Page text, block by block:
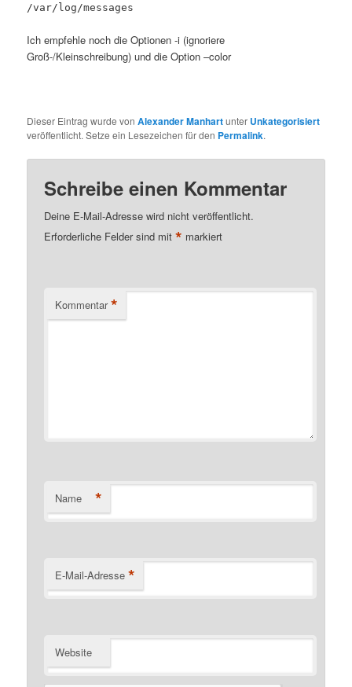
/var/log/messages
Ich empfehle noch die Optionen -i (ignoriere
Groß-/Kleinschreibung) und die Option –color
Dieser Eintrag wurde vonAlexander Manhartunter Unkategorisiert
veröffentlicht. Setze ein Lesezeichen für den Permalink.
Schreibe einen Kommentar
Deine E-Mail-Adresse wird nicht veröffentlicht.
Erforderliche Felder sind mit* markiert
Kommentar *
Name *
E-Mail-Adresse *
Website